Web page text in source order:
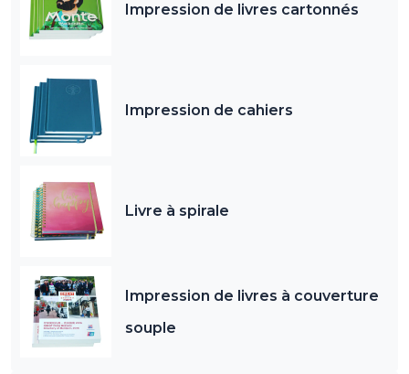
Impression de livres cartonnés
Impression de cahiers
Livre à spirale
Impression de livres à couverture
souple